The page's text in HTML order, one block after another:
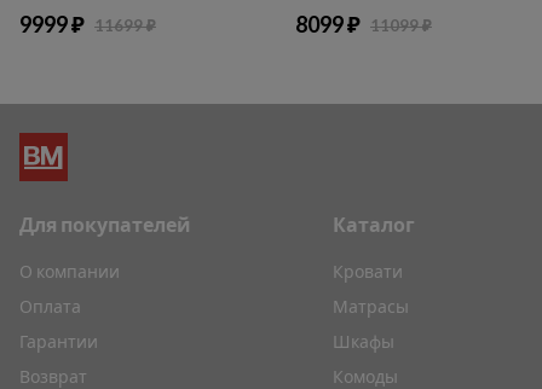
9999 ₽ 11699 ₽ 8099 ₽ 11099 ₽
Каталог
Кровати
Матрасы
Шкафы
Комоды
Для покупателей
О компании
Оплата
Гарантии
Возврат